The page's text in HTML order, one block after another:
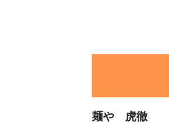
麺や 虎徹